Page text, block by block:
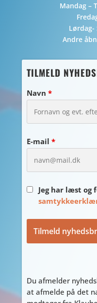
Mandag –
Lørdag-
Andre
TILMELD
Navn *
E-mail *
Jeg har læst og
Du afmelder
at afmelde på det